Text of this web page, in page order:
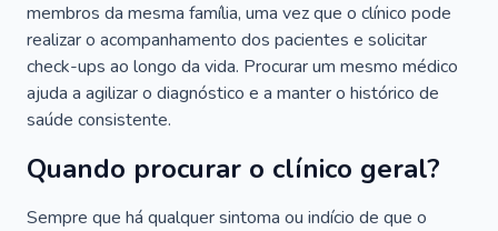
membros da mesma família, uma vez que o clínico pode
realizar o acompanhamento dos pacientes e solicitar
check-ups ao longo da vida. Procurar um mesmo médico
ajuda a agilizar o diagnóstico e a manter o histórico de
saúde consistente.
Quando procurar o clínico geral?
Sempre que há qualquer sintoma ou indício de que o